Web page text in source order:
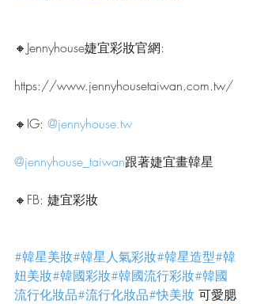
🔸Jennyhouse婕宜彩妝官網:
https://www.jennyhousetaiwan.com.tw/
🔸IG: @jennyhouse.tw
@jennyhouse_taiwan跟著婕宜畫韓星
🔸FB: 婕宜彩妝
#韓星美妝#韓星人氣彩妝#韓星造型#韓
妞美妝#韓國彩妝#韓國流行彩妝#韓國
流行化妝品#流行化妝品#快美妝 可愛腮